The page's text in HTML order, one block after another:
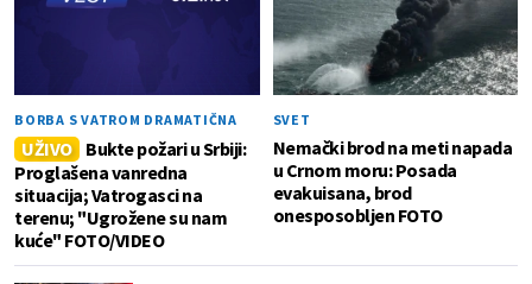
BORBA S VATROM DRAMATIČNA
UŽIVO
Bukte požari u Srbiji:
Proglašena vanredna
situacija; Vatrogasci na
terenu; "Ugrožene su nam
kuće" FOTO/VIDEO
SVET
Nemački brod na meti napada
u Crnom moru: Posada
evakuisana, brod
onesposobljen FOTO